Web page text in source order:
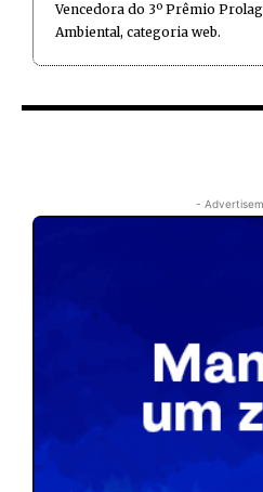
Vencedora do 3º Prêmio
Ambiental, categoria web.
-